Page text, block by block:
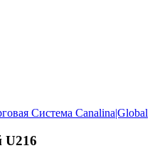
Система Canalina|Global
U216